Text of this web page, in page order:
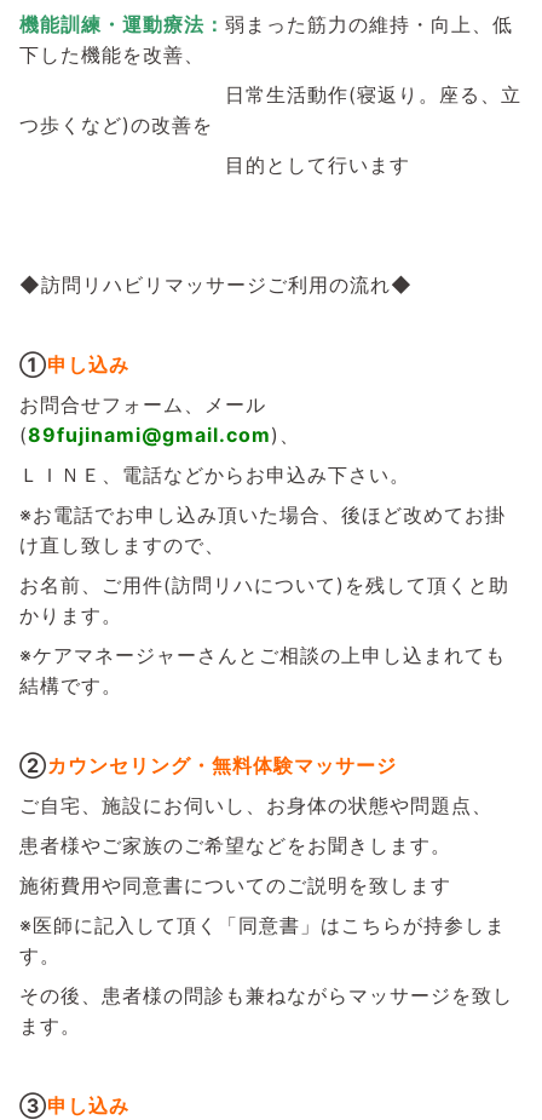
機能訓練・運動療法： 弱まった筋力の維持・向上、低
下した機能を改善、
日常生活動作(寝返り。座る、立
つ歩くなど)の改善を
目的として行います
◆訪問リハビリマッサージご利用の流れ◆
①申し込み
お問合せフォーム、メール
(89fujinami@gmail.com)、
ＬＩＮＥ、電話などからお申込み下さい。
※お電話でお申し込み頂いた場合、後ほど改めてお掛
け直し致しますので、
お名前、ご用件(訪問リハについて)を残して頂くと助
かります。
※ケアマネージャーさんとご相談の上申し込まれても
結構です。
②カウンセリング・無料体験マッサージ
ご自宅、施設にお伺いし、お身体の状態や問題点、
患者様やご家族のご希望などをお聞きします。
施術費用や同意書についてのご説明を致します
※医師に記入して頂く「同意書」はこちらが持参しま
す。
その後、患者様の問診も兼ねながらマッサージを致し
ます。
③申し込み